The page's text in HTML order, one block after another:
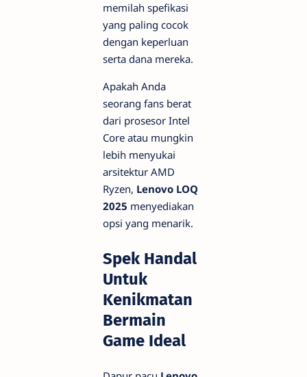
memilah spefikasi
yang paling cocok
dengan keperluan
serta dana mereka.
Apakah Anda
seorang fans berat
dari prosesor Intel
Core atau mungkin
lebih menyukai
arsitektur AMD
Ryzen, Lenovo LOQ
2025 menyediakan
opsi yang menarik.
Spek Handal
Untuk
Kenikmatan
Bermain
Game Ideal